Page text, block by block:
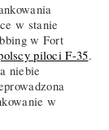
w stanie
w Fort
piloci F-35.
niebie
w